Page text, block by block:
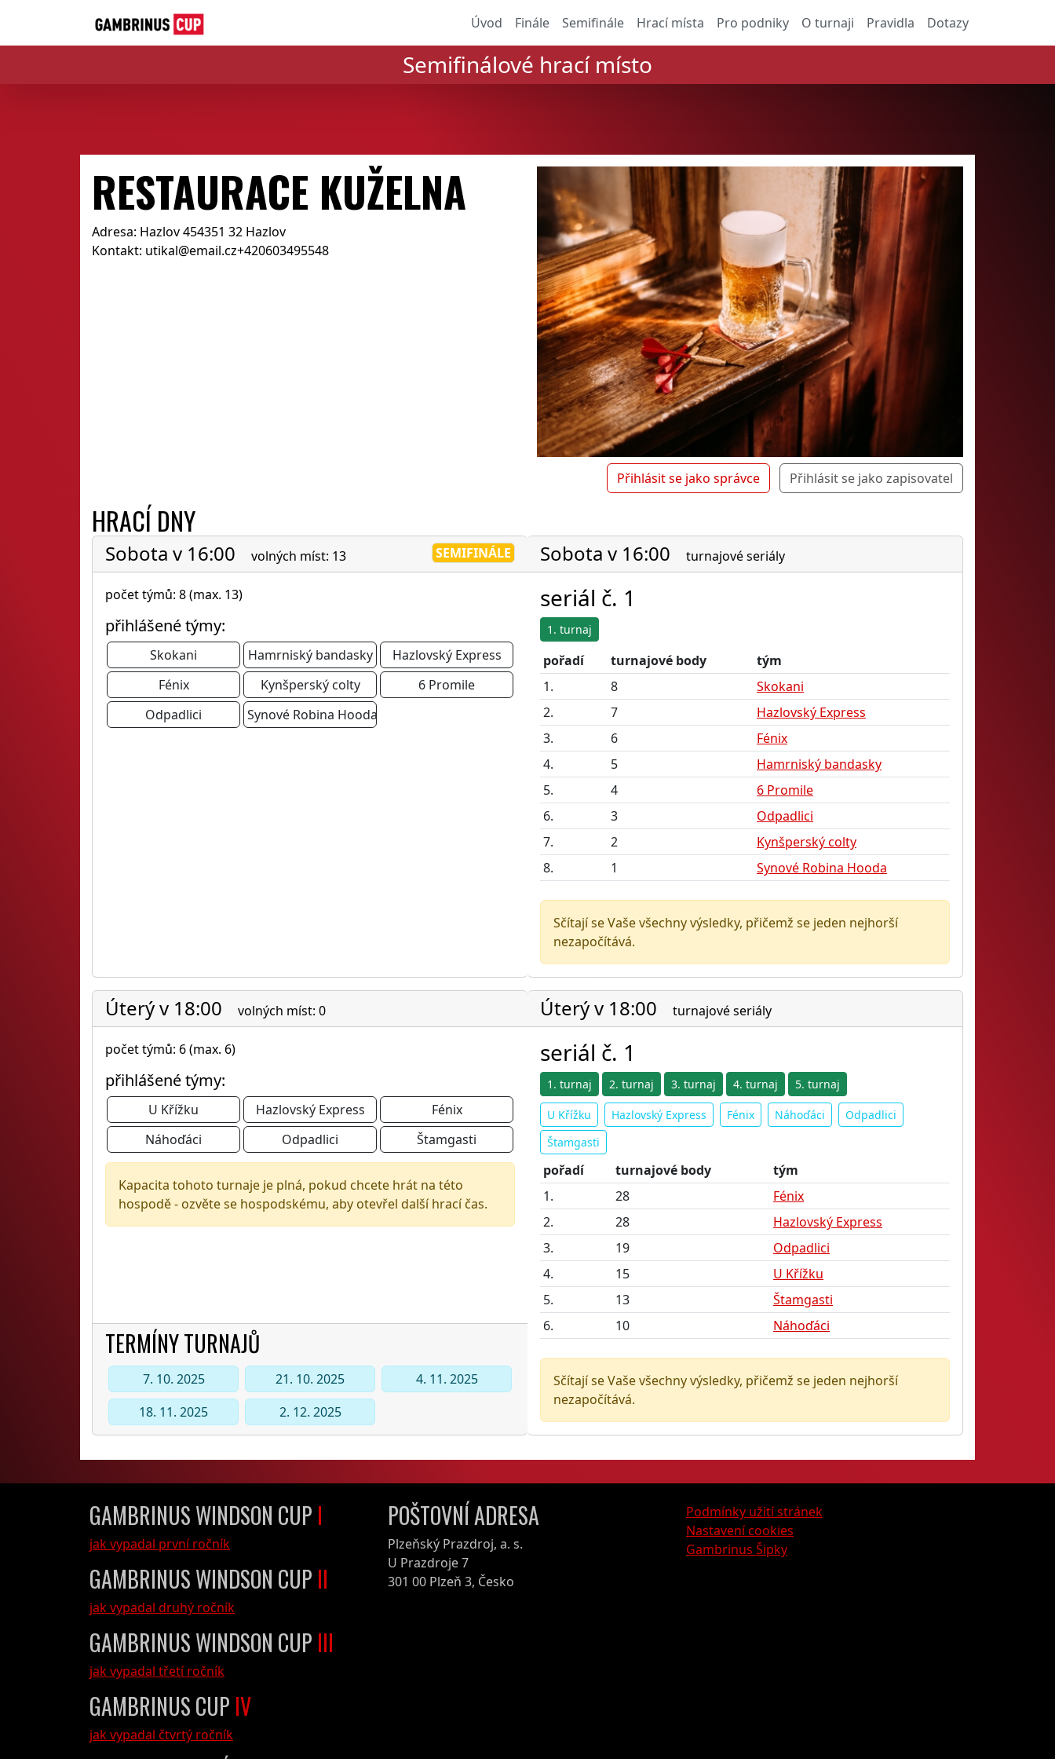
Úvod Finále Semifinále Hrací místa Pro podniky O turnaji Pravidla Dotazy
Semifinálové hrací místo
RESTAURACE KUŽELNA
Adresa: Hazlov 454351 32 Hazlov
Kontakt: utikal@email.cz+420603495548
Přihlásit se jako správce Přihlásit se jako zapisovatel
HRACÍ DNY
Sobota v 16:00 volných míst: 13 SEMIFINÁLE
počet týmů: 8 (max. 13)
přihlášené týmy:
Skokani Hamrniský bandasky
Hazlovský Express
Fénix
Kynšperský colty
6 Promile
Odpadlici
Synové Robina Hooda
Sobota v 16:00 turnajové seriály
seriál č. 1
1. turnaj
pořadí turnajové body
tým
1.
8
Skokani
2.
7
Hazlovský Express
3.
6
Fénix
4.
5
Hamrniský bandasky
5.
4
6 Promile
6.
3
Odpadlici
7.
2
Kynšperský colty
8.
1 Synové Robina Hooda
Sčítají se Vaše všechny výsledky, přičemž se jeden nejhorší
nezapočítává.
Úterý v 18:00 volných míst: 0
počet týmů: 6 (max. 6)
přihlášené týmy:
U Křížku Hazlovský Express
Fénix
Náhoďáci
Odpadlici Štamgasti
Kapacita tohoto turnaje je plná, pokud chcete hrát na této
hospodě - ozvěte se hospodskému, aby otevřel další hrací čas.
TERMÍNY TURNAJŮ
7. 10. 2025 21. 10. 2025
4. 11. 2025
18. 11. 2025
2. 12. 2025
Úterý v 18:00 turnajové seriály
seriál č. 1
1. turnaj 2. turnaj 3. turnaj 4. turnaj 5. turnaj
U Křížku Hazlovský Express Fénix Náhoďáci
Odpadlici
Štamgasti
pořadí turnajové body
tým
1.
28
Fénix
2.
28
Hazlovský Express
3.
19
Odpadlici
4.
15
U Křížku
5.
13
Štamgasti
6.
10 Náhoďáci
Sčítají se Vaše všechny výsledky, přičemž se jeden nejhorší
nezapočítává.
GAMBRINUS WINDSON CUP I
jak vypadal první ročník
GAMBRINUS WINDSON CUP II
jak vypadal druhý ročník
GAMBRINUS WINDSON CUP III
jak vypadal třetí ročník
GAMBRINUS CUP IV
jak vypadal čtvrtý ročník
POŠTOVNÍ ADRESA
Plzeňský Prazdroj, a. s.
U Prazdroje 7
301 00 Plzeň 3, Česko
Podmínky užití stránek
Nastavení cookies
Gambrinus Šipky